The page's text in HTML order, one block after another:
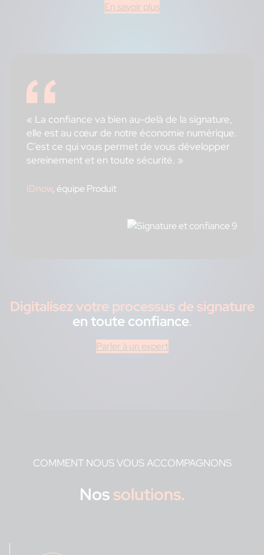
En savoir plus
« La confiance va bien au-delà de la signature,
elle est au cœur de notre économie numérique.
C’est ce qui vous permet de vous développer
sereinement et en toute sécurité. »
IDnow, équipe Produit
Digitalisez votre processus de signature
en toute confiance.
Parler à un expert
COMMENT NOUS VOUS ACCOMPAGNONS
Nossolutions.